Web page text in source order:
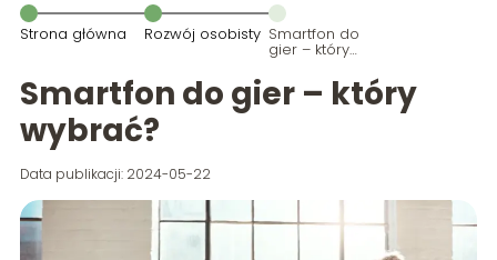
Strona główna Rozwój osobisty Smartfon do
gier – który
Smartfon do gier – który
wybrać?
Data publikacji: 2024-05-22